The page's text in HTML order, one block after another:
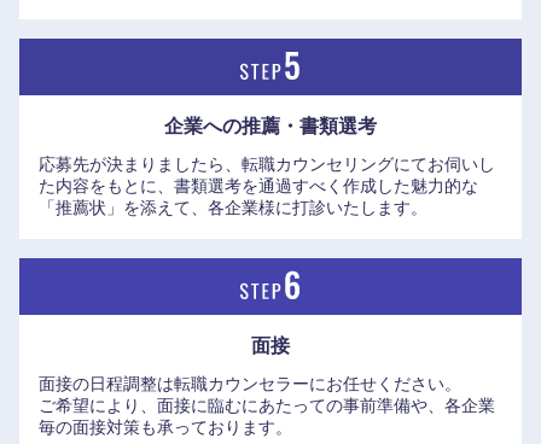
の機会も豊富にあり、グローバルな刺激を受けながら腰を据
えて長く活躍したい方に最適な環境が整っています。
企業への推薦・書類選考
応募先が決まりましたら、転職カウンセリングにてお伺いし
た内容をもとに、書類選考を通過すべく作成した魅力的な
「推薦状」を添えて、各企業様に打診いたします。
面接
面接の日程調整は転職カウンセラーにお任せください。
ご希望により、面接に臨むにあたっての事前準備や、各企業
毎の面接対策も承っております。
鳥取県 島根県
山口県 徳島県